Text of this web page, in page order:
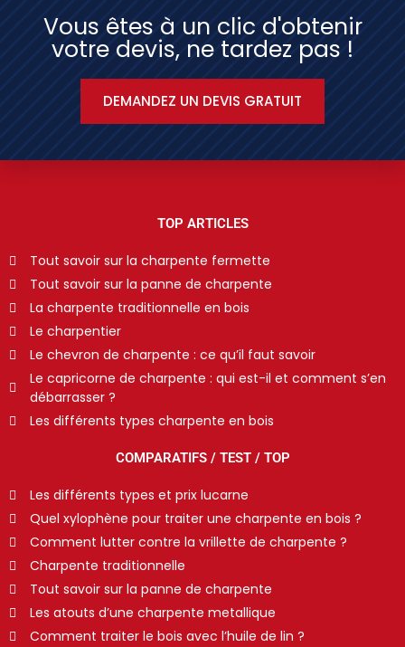
Vous êtes à un clic d'obtenir
votre devis, ne tardez pas !
DEMANDEZ UN DEVIS GRATUIT
TOP ARTICLES
Tout savoir sur la charpente fermette
Tout savoir sur la panne de charpente
La charpente traditionnelle en bois
Le charpentier
Le chevron de charpente : ce qu’il faut savoir
Le capricorne de charpente : qui est-il et comment s’en
débarrasser ?
Les différents types charpente en bois
COMPARATIFS / TEST / TOP
Les différents types et prix lucarne
Quel xylophène pour traiter une charpente en bois ?
Comment lutter contre la vrillette de charpente ?
Charpente traditionnelle
Tout savoir sur la panne de charpente
Les atouts d’une charpente metallique
Comment traiter le bois avec l’huile de lin ?